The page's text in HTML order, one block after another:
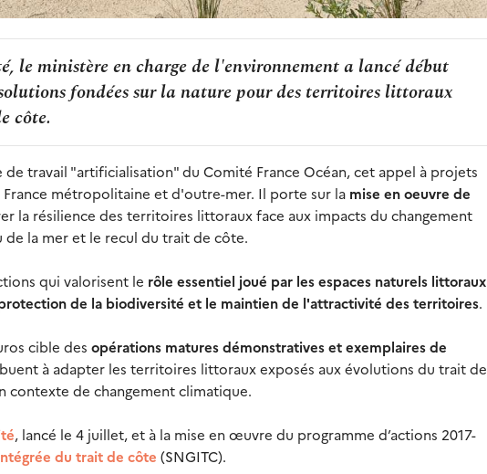
le ministère en charge de l'environnement a lancé début
fondées sur la nature pour des territoires littoraux
côte.
travail "artificialisation" du Comité France Océan, cet appel à projets
métropolitaine et d'outre-mer. Il porte sur la mise en oeuvre de
la résilience des territoires littoraux face aux impacts du changement
la mer et le recul du trait de côte.
qui valorisent le rôle essentiel joué par les espaces naturels littoraux
de la biodiversité et le maintien de l'attractivité des territoires.
cible des opérations matures démonstratives et exemplaires de
à adapter les territoires littoraux exposés aux évolutions du trait de
contexte de changement climatique.
, lancé le 4 juillet, et à la mise en œuvre du programme d’actions 2017-
du trait de côte (SNGITC).